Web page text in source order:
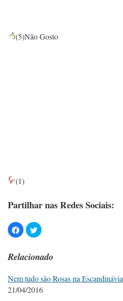
(5)Não Gosto
(1)
Partilhar nas Redes Sociais:
Relacionado
Nem tudo são Rosas na Escandinávia
21/04/2016